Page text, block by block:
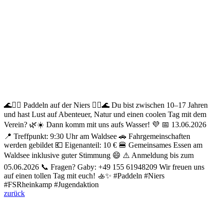
🌊🚣‍♀️ Paddeln auf der Niers 🚣‍♂️🌊 Du bist zwischen 10–17 Jahren
und hast Lust auf Abenteuer, Natur und einen coolen Tag mit dem
Verein? 🌿☀️ Dann komm mit uns aufs Wasser! 💜 📅 13.06.2026
📍 Treffpunkt: 9:30 Uhr am Waldsee 🚗 Fahrgemeinschaften
werden gebildet 💶 Eigenanteil: 10 € 🍔 Gemeinsames Essen am
Waldsee inklusive guter Stimmung 😄 ⚠️ Anmeldung bis zum
05.06.2026 📞 Fragen? Gaby: +49 155 61948209 Wir freuen uns
auf einen tollen Tag mit euch! 🚣✨ #Paddeln #Niers
#FSRheinkamp #Jugendaktion
zurück